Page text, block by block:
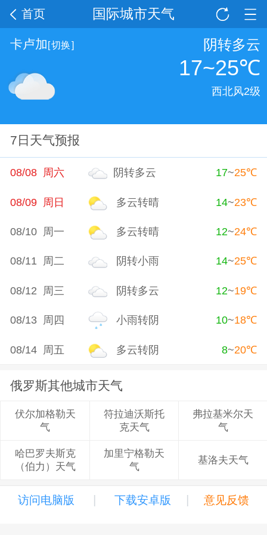
国际城市天气
首页
卡卢加 [切换] 阴转多云
17~25℃
西北风2级
7日天气预报
08/08 周六 阴转多云 17~25℃
08/09 周日 多云转晴 14~23℃
08/10 周一 多云转晴 12~24℃
08/11 周二 阴转小雨 14~25℃
08/12 周三 阴转多云 12~19℃
08/13 周四 小雨转阴 10~18℃
08/14 周五 多云转阴 8~20℃
俄罗斯其他城市天气
伏尔加格勒天
气
符拉迪沃斯托
克天气
弗拉基米尔天
气
哈巴罗夫斯克
（伯力）天气
加里宁格勒天
气
基洛夫天气
访问电脑版 | 下载安卓版 | 意见反馈